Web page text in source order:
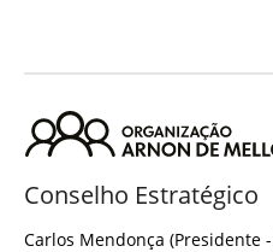
Conselho Estratégico
Carlos Mendonça (Presidente